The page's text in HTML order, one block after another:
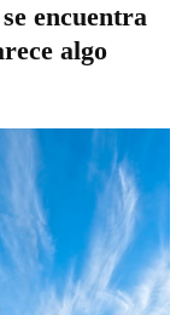
encuentra
algo